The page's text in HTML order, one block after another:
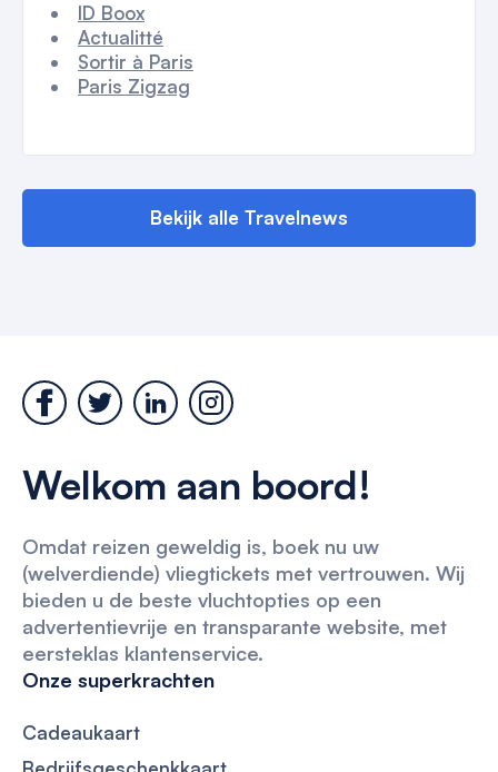
ID Boox
Actualitté
Sortir à Paris
Paris Zigzag
Bekijk alle Travelnews
Welkom aan boord!
Omdat reizen geweldig is, boek nu uw
(welverdiende) vliegtickets met vertrouwen. Wij
bieden u de beste vluchtopties op een
advertentievrije en transparante website, met
eersteklas klantenservice.
Onze superkrachten
Cadeaukaart